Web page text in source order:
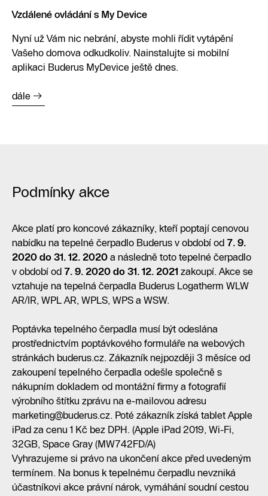
Vzdálené ovládání s My Device
Nyní už Vám nic nebrání, abyste mohli řídit vytápění
Vašeho domova odkudkoliv. Nainstalujte si mobilní
aplikaci Buderus MyDevice ještě dnes.
dále
Podmínky akce
Akce platí pro koncové zákazníky, kteří poptají cenovou
nabídku na tepelné čerpadlo Buderus v období od 7. 9.
2020 do 31. 12. 2020 a následně toto tepelné čerpadlo
v období od 7. 9. 2020 do 31. 12. 2021 zakoupí. Akce se
vztahuje na tepelná čerpadla Buderus Logatherm WLW
AR/IR, WPL AR, WPLS, WPS a WSW.
Poptávka tepelného čerpadla musí být odeslána
prostřednictvím poptávkového formuláře na webových
stránkách buderus.cz. Zákazník nejpozději 3 měsíce od
zakoupení tepelného čerpadla odešle společně s
nákupním dokladem od montážní firmy a fotografií
výrobního štítku zprávu na e-mailovou adresu
marketing@buderus.cz. Poté zákazník získá tablet Apple
iPad za cenu 1 Kč bez DPH. (Apple iPad 2019, Wi-Fi,
32GB, Space Gray (MW742FD/A)
Vyhrazujeme si právo na ukončení akce před uvedeným
termínem. Na bonus k tepelnému čerpadlu nevzniká
účastníkovi akce právní nárok, vymáhání soudní cestou